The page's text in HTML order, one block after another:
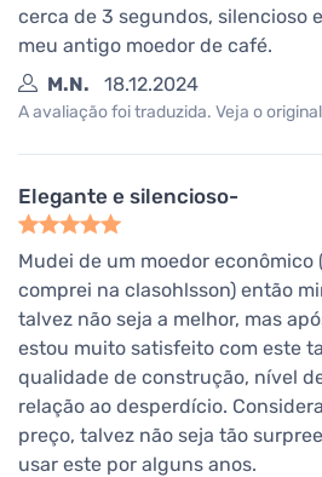
cerca de 3 segundos, silencioso
meu antigo moedor de café.
M.N.
18.12.2024
A avaliação foi traduzida. Veja o
Elegante e silencioso-
Mudei de um moedor econômico
comprei na clasohlsson) então
talvez não seja a melhor, mas
estou muito satisfeito com este
qualidade de construção, nível
relação ao desperdício.
preço, talvez não seja tão
usar este por alguns anos.